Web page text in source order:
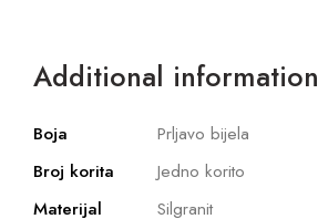
Additional information
Boja
Prljavo bijela
Broj korita
Jedno korito
Materijal
Silgranit